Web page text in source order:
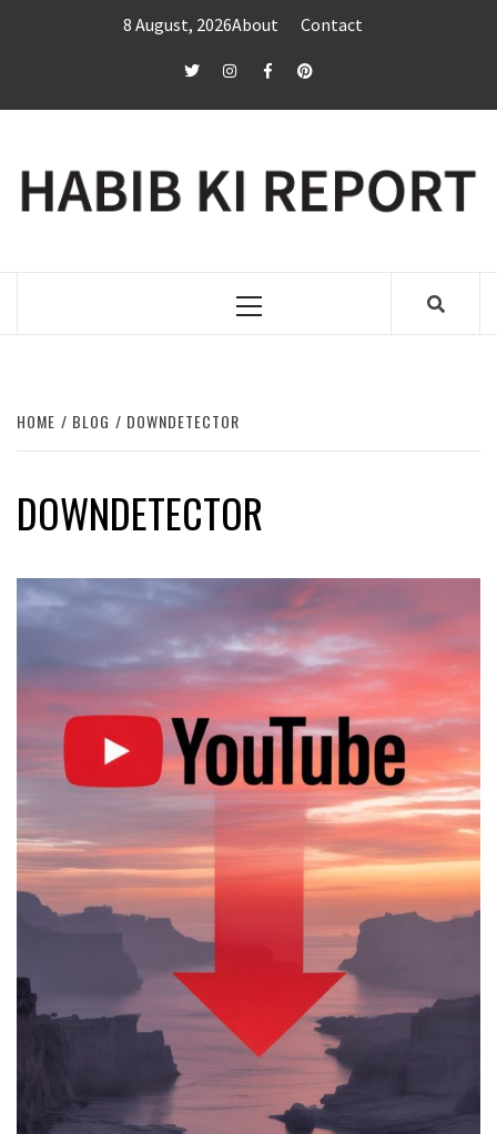
8 August, 2026About Contact
twitterInstagramFacebookPinterest
Primary
HOME BLOG DOWNDETECTOR
DOWNDETECTOR